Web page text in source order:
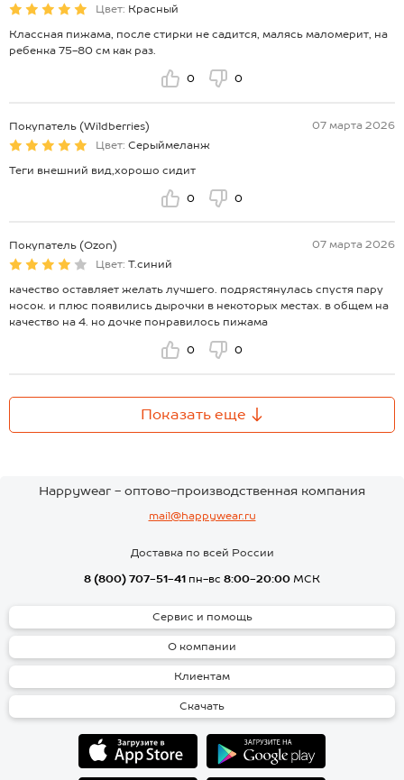
Цвет: Красный
Классная пижама, после стирки не садится, малясь маломерит, на
ребенка 75-80 см как раз.
0 0
Покупатель (Wildberries)
07 марта 2026
Цвет: Серыймеланж
Теги внешний вид,хорошо сидит
0 0
Покупатель (Ozon)
07 марта 2026
Цвет: Т.синий
качество оставляет желать лучшего. подрястянулась спустя пару
носок. и плюс появились дырочки в некоторых местах. в общем на
качество на 4. но дочке понравилось пижама
0 0
Показать еще
Happywear - оптово-производственная компания
mail@happywear.ru
Доставка по всей России
8 (800) 707-51-41 пн-вс 8:00-20:00 МСК
Сервис и помощь
О компании
Клиентам
Скачать